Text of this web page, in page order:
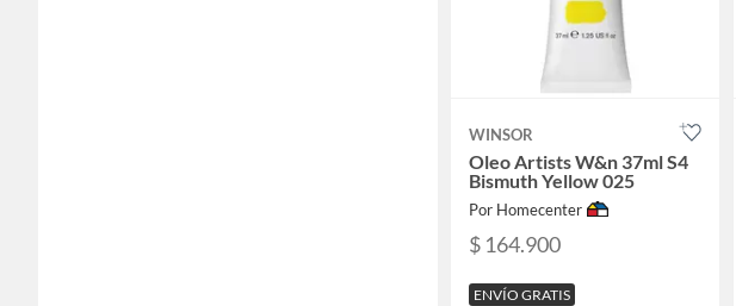
WINSOR
Oleo Artists W&n 37ml S4
Bismuth Yellow 025
Por Homecenter
$ 164.900
ENVÍO GRATIS